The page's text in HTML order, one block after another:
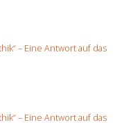
– Eine Antwort auf das
– Eine Antwort auf das